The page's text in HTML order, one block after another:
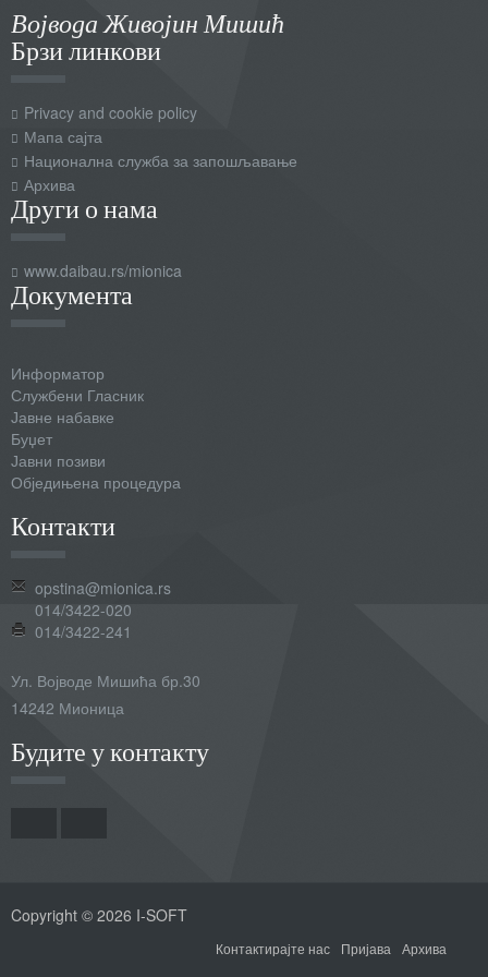
Војвода Живојин Мишић
Брзи линкови
Privacy and cookie policy
Мапа сајта
Национална служба за запошљавање
Архива
Други о нама
www.daibau.rs/mionica
Документа
Информатор
Службени Гласник
Јавне набавке
Буџет
Јавни позиви
Обједињена процедура
Контакти
opstina@mionica.rs
014/3422-020
014/3422-241
Ул. Војводе Мишића бр.30
14242 Мионица
Будите у контакту
Copyright © 2026 I-SOFT
Контактирајте нас Пријава Архива